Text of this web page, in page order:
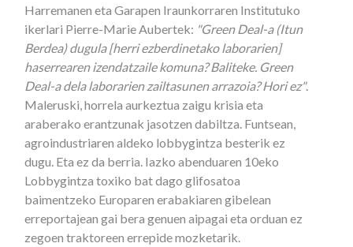
Harremanen eta Garapen Iraunkorraren Institutuko
ikerlari Pierre-Marie Aubertek: "Green Deal-a (Itun
Berdea) dugula [herri ezberdinetako laborarien]
haserrearen izendatzaile komuna? Baliteke. Green
Deal-a dela laborarien zailtasunen arrazoia? Hori ez".
Maleruski, horrela aurkeztua zaigu krisia eta
araberako erantzunak jasotzen dabiltza. Funtsean,
agroindustriaren aldeko lobbygintza besterik ez
dugu. Eta ez da berria. Iazko abenduaren 10eko
Lobbygintza toxiko bat dago glifosatoa
baimentzeko Europaren erabakiaren gibelean
erreportajean gai bera genuen aipagai eta orduan ez
zegoen traktoreen errepide mozketarik.